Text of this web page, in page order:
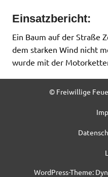
Einsatzbericht:
Ein Baum auf der Straße
dem starken Wind nicht
wurde mit der
© Freiwillige
WordPress-Theme: